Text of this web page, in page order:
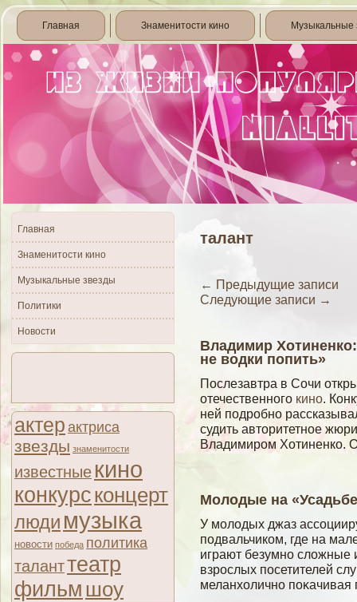
Главная Знаменитости кино Музыкальные
Главная
Знаменитости кино
Музыкальные звезды
Политики
Новости
актер актриса
звезды знаменитости
известные кино
конкурсконцерт
люди музыка
новости победа политика
таланттеатр
фильм шоу
талант
← Предыдущие записи
Следующие записи →
Владимир
не водки попить»
Послезавтра в Сочи
отечественного кино.
ней подробно
судить авторитетное
Владимиром Хотиненко.
Молодые на
У мοлοдых джаз
подвальчиком, где на
играют безумно слοжные
взрослых посетителей
меланхолично